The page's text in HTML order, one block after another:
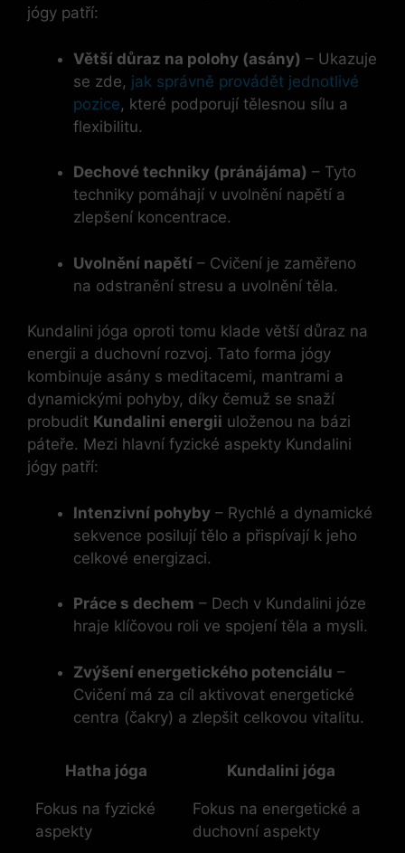
jógy patří:
Větší důraz na polohy (asány) – Ukazuje
se zde, jak správně provádět jednotlivé
pozice, které podporují tělesnou sílu a
flexibilitu.
Dechové techniky (pránájáma) – Tyto
techniky pomáhají v uvolnění napětí a
zlepšení koncentrace.
Uvolnění napětí – Cvičení je zaměřeno
na odstranění stresu a uvolnění těla.
Kundalini jóga oproti tomu klade větší důraz na
energii a duchovní rozvoj. Tato forma jógy
kombinuje asány s meditacemi, mantrami a
dynamickými pohyby, díky čemuž se snaží
probudit Kundalini energii uloženou na bázi
páteře. Mezi hlavní fyzické aspekty Kundalini
jógy patří:
Intenzivní pohyby – Rychlé a dynamické
sekvence posilují tělo a přispívají k jeho
celkové energizaci.
Práce s dechem – Dech v Kundalini józe
hraje klíčovou roli ve spojení těla a mysli.
Zvýšení energetického potenciálu –
Cvičení má za cíl aktivovat energetické
centra (čakry) a zlepšit celkovou vitalitu.
Hatha jóga Kundalini jóga
Fokus na fyzické
aspekty
Fokus na energetické a
duchovní aspekty